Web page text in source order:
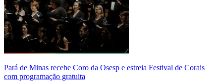
Pará de Minas recebe Coro da Osesp e estreia Festival de Corais
com programação gratuita